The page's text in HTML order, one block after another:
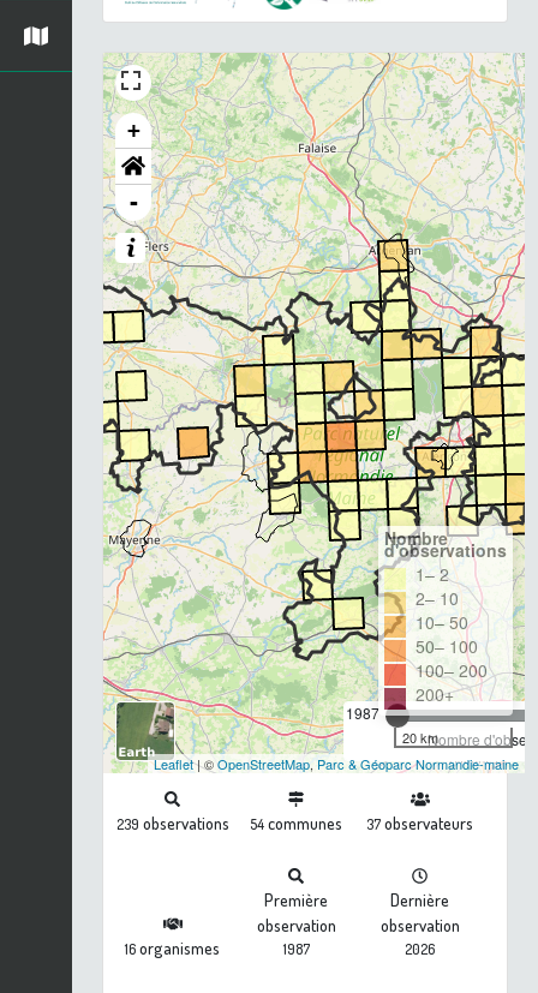
+
-
1987
Nombre
Nombre
d'observations
1– 2
2– 10
10– 50
50– 100
100– 200
200+
20 km
Leaflet| ©OpenStreetMap, Parc & Géoparc Normandie-maine
239 observations 54communes 37observateurs
16organismes
Première
observation
1987
Dernière
observation
2026